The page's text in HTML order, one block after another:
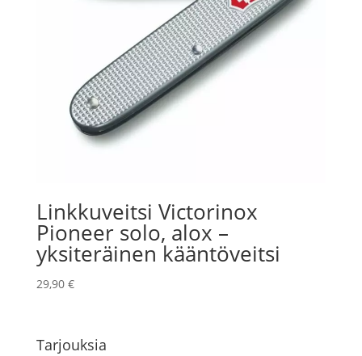
Linkkuveitsi Victorinox
Pioneer solo, alox –
yksiteräinen kääntöveitsi
29,90 €
Tarjouksia